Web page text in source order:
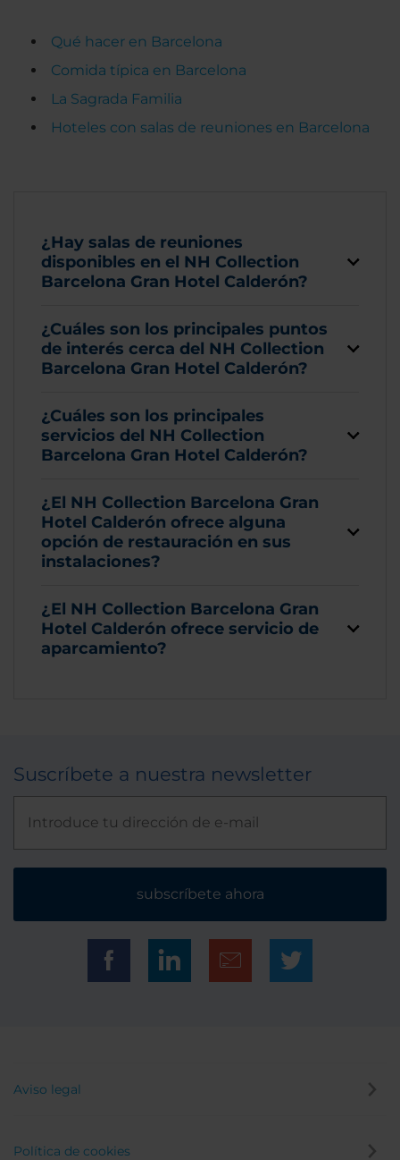
Qué hacer en Barcelona
Comida típica en Barcelona
La Sagrada Familia
Hoteles con salas de reuniones en Barcelona
¿Hay salas de reuniones
disponibles en el NH Collection
Barcelona Gran Hotel Calderón?
¿Cuáles son los principales puntos
de interés cerca del NH Collection
Barcelona Gran Hotel Calderón?
¿Cuáles son los principales
servicios del NH Collection
Barcelona Gran Hotel Calderón?
¿El NH Collection Barcelona Gran
Hotel Calderón ofrece alguna
opción de restauración en sus
instalaciones?
¿El NH Collection Barcelona Gran
Hotel Calderón ofrece servicio de
aparcamiento?
Suscríbete a nuestra newsletter
subscríbete ahora
Aviso legal
Política de cookies